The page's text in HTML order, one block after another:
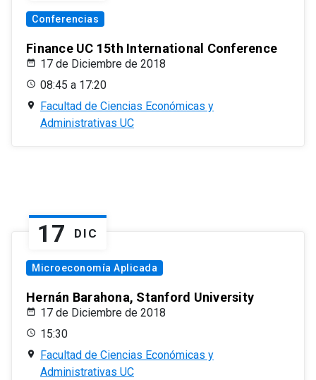
Conferencias
Finance UC 15th International Conference
17 de Diciembre de 2018
08:45 a 17:20
Facultad de Ciencias Económicas y
Administrativas UC
17 DIC
Microeconomía Aplicada
Hernán Barahona, Stanford University
17 de Diciembre de 2018
15:30
Facultad de Ciencias Económicas y
Administrativas UC